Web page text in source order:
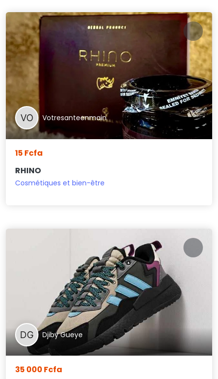
Votresanteenmain
15 Fcfa
RHINO
Cosmétiques et bien-être
Djiby Gueye
35 000 Fcfa